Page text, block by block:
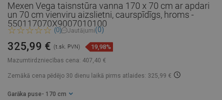
Mexen Vega taisnstūra vanna 170 x 70 cm ar apdari
un 70 cm vienviru aizslietni, caurspīdīgs, hroms -
550117070X9007010100
(0) Jautājumi(0)
Mazumtirdzniecības cena: 407,40 €
325,99 € (t.sk. PVN) 19,98%
Zemākā cena pēdējo 30 dienu laikā pirms atlaides: 325,99 €
Garāka puse - 170 cm